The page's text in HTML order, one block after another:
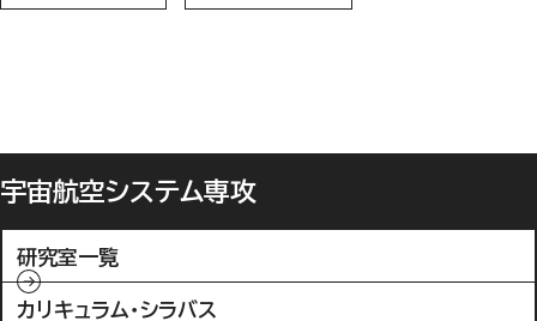
宇宙航空システム専攻
研究室一覧
カリキュラム・シラバス